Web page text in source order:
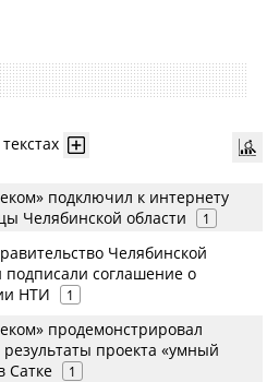
подключил к интернету
Челябинской области
1
Челябинской
подписали соглашение о
НТИ
1
продемонстрировал
проекта «умный
Сатке
1